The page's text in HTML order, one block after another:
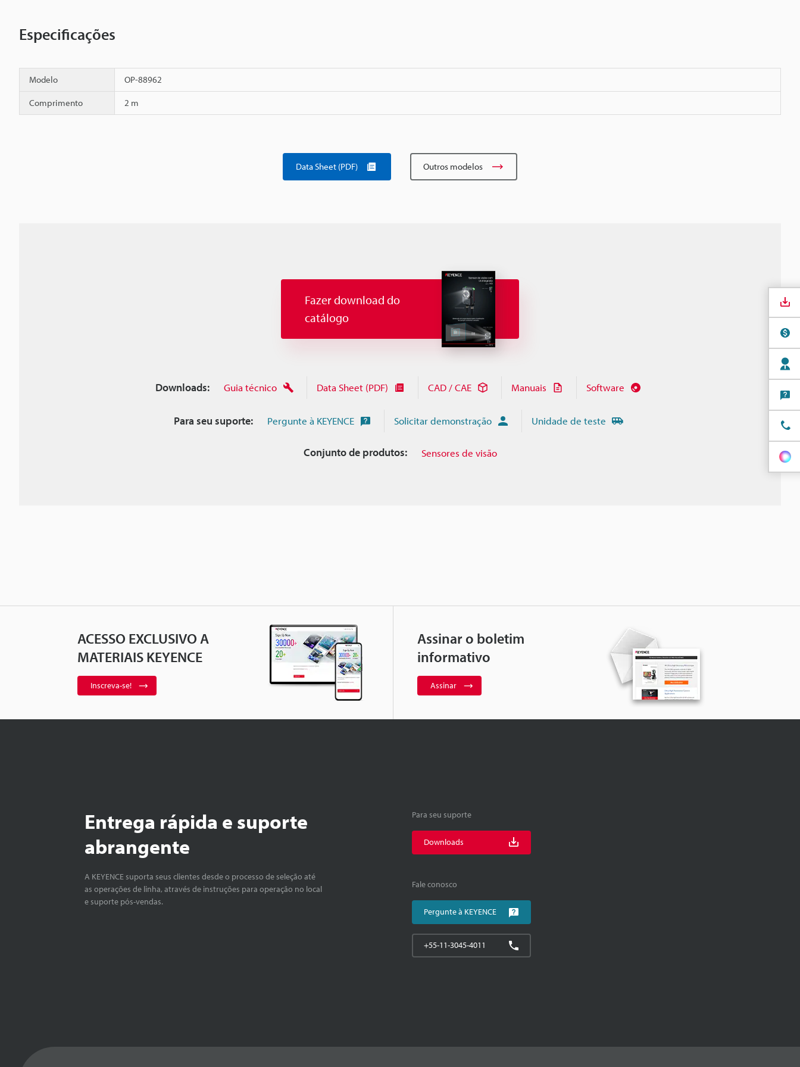
Especificações
Modelo OP-88962
Comprimento 2 m
Data Sheet (PDF) Outros modelos
Fazer download do
catálogo
Downloads: Guia técnico Data Sheet (PDF) CAD / CAE Manuais Software
Para seu suporte: Pergunte à KEYENCE Solicitar demonstração Unidade de teste
Conjunto de produtos: Sensores de visão
ACESSO EXCLUSIVO A
MATERIAIS KEYENCE
Inscreva-se!
Assinar o boletim
informativo
Assinar
Entrega rápida e suporte
abrangente
A KEYENCE suporta seus clientes desde o processo de seleção até
as operações de linha, através de instruções para operação no local
e suporte pós-vendas.
Para seu suporte
Downloads
Fale conosco
Pergunte à KEYENCE
+55-11-3045-4011